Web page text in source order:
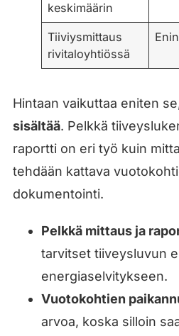
keskimäärin
Tiiviysmittaus
rivitaloyhtiössä
Hintaan vaikuttaa eniten
sisältää. Pelkkä
raportti on eri työ kuin
tehdään kattava
dokumentointi.
Pelkkä mittaus ja
tarvitset tiiveysluvun
energiaselvitykseen.
Vuotokohtien
arvoa, koska silloin